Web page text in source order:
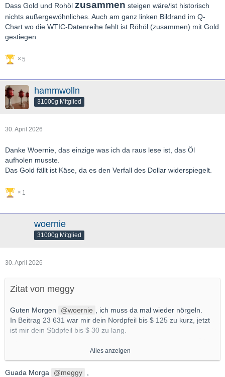
Dass Gold und Rohöl zusammen steigen wäre/ist historisch
nichts außergewöhnliches. Auch am ganz linken Bildrand im Q-
Chart wo die WTIC-Datenreihe fehlt ist Röhöl (zusammen) mit Gold
gestiegen.
5
hammwolln
31000g Mitglied
30. April 2026
Danke Woernie, das einzige was ich da raus lese ist, das Öl
aufholen musste.
Das Gold fällt ist Käse, da es den Verfall des Dollar widerspiegelt.
1
woernie
31000g Mitglied
30. April 2026
Zitat von meggy
Guten Morgen woernie
, ich muss da mal wieder nörgeln.
In Beitrag 23 631 war mir dein Nordpfeil bis $ 125 zu kurz, jetzt
ist mir dein Südpfeil bis $ 30 zu lang.
- bei einem Rücksetzer auf $ 30…wäre dann der Aufwärtstrend
endgültig erledigt, oder wären die erwarteten Ziele aus der
Alles anzeigen
Guada Morga meggy